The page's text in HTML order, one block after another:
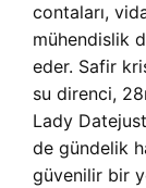
contaları,
mühendislik
eder. Safir
su direnci,
Lady
de gündelik
güvenilir bir